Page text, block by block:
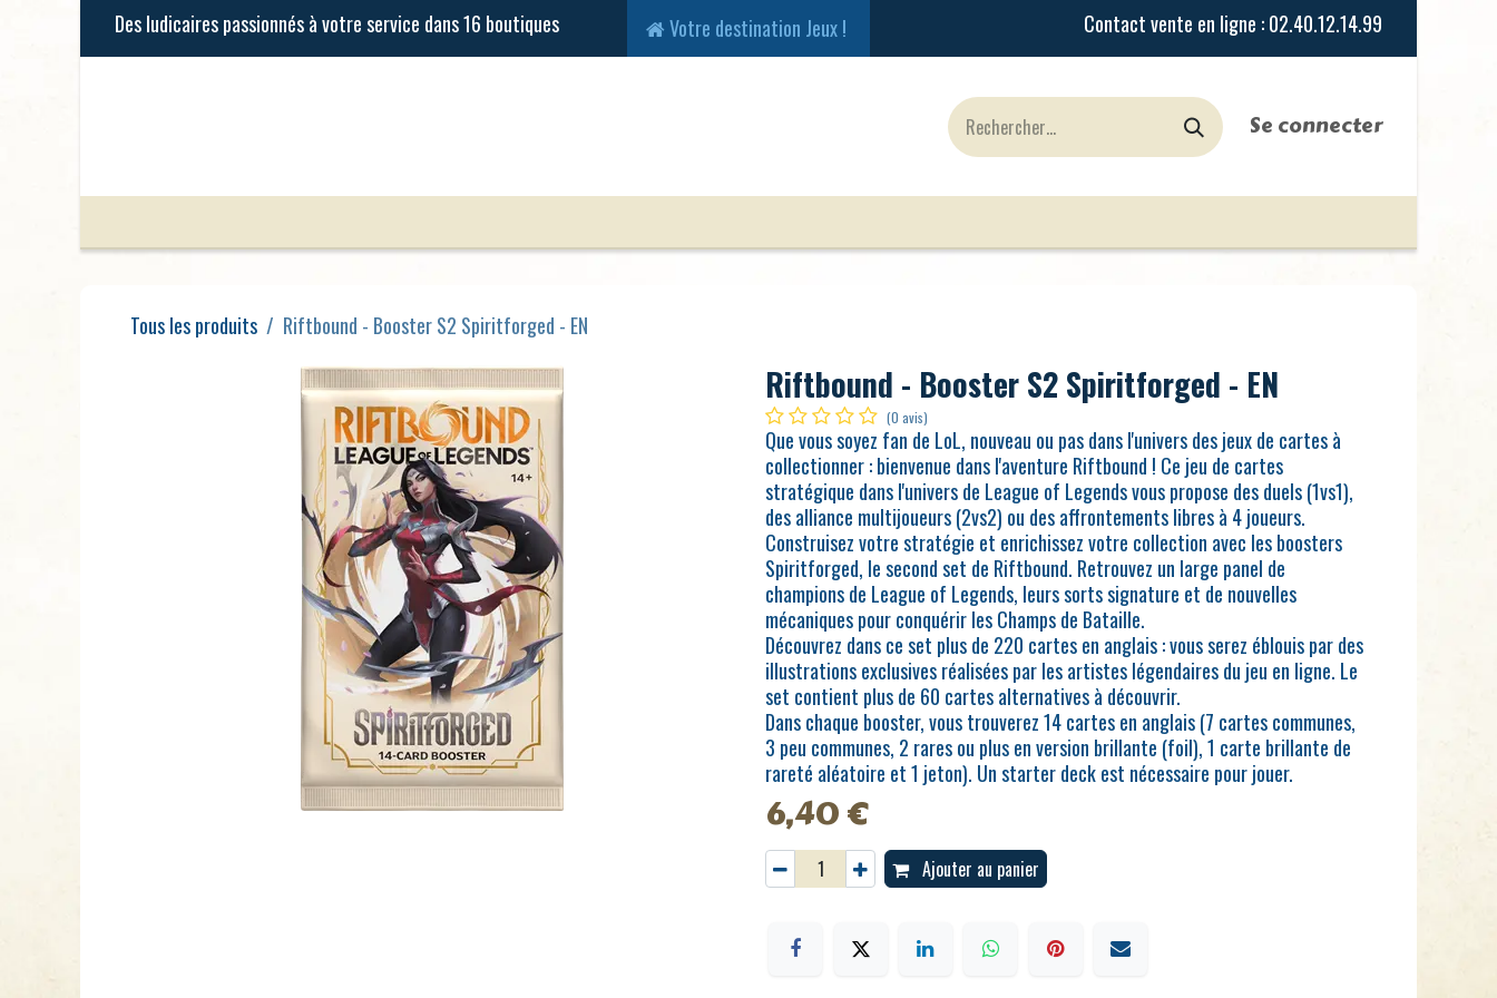
Se rendre au contenu
Votre destination Jeux !
Se connecter
Tous les produits Riftbound - Booster S2 Spiritforged - EN
Riftbound - Booster S2 Spiritforged - EN
(0 avis)
Que vous soyez fan de LoL, nouveau ou pas dans l'univers des jeux de cartes à
collectionner : bienvenue dans l'aventure Riftbound ! Ce jeu de cartes
stratégique dans l'univers de League of Legends vous propose des duels (1vs1),
des alliance multijoueurs (2vs2) ou des affrontements libres à 4 joueurs.
Construisez votre stratégie et enrichissez votre collection avec les boosters
Spiritforged, le second set de Riftbound. Retrouvez un large panel de
champions de League of Legends, leurs sorts signature et de nouvelles
mécaniques pour conquérir les Champs de Bataille.
Découvrez dans ce set plus de 220 cartes en anglais : vous serez éblouis par des
illustrations exclusives réalisées par les artistes légendaires du jeu en ligne. Le
set contient plus de 60 cartes alternatives à découvrir.
Dans chaque booster, vous trouverez 14 cartes en anglais (7 cartes communes,
3 peu communes, 2 rares ou plus en version brillante (foil), 1 carte brillante de
rareté aléatoire et 1 jeton). Un starter deck est nécessaire pour jouer.
6,40€
Ajouter au panier